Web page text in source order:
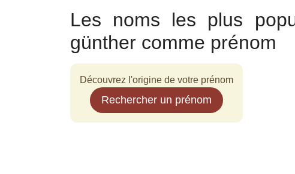
Les noms les plus
günther comme prénom
Découvrez l'origine de votre prénom
Rechercher un prénom